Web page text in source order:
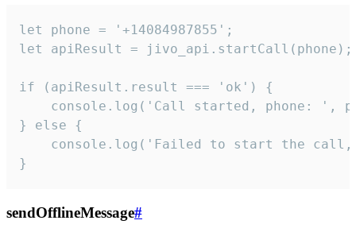
let phone = '+14084987855';
let apiResult = jivo_api.startCall(phone);
if (apiResult.result === 'ok') {
console.log('Call started, phone: ',
} else {
console.log('Failed to start the
}
sendOfflineMessage#